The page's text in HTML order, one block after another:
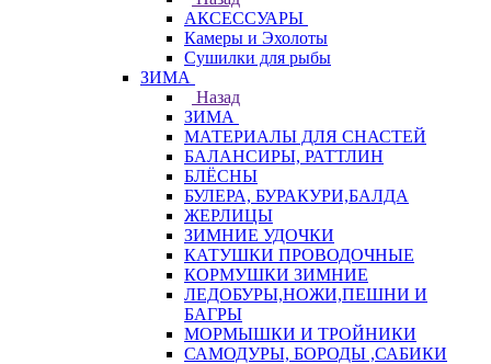
АКСЕССУАРЫ
Камеры и Эхолоты
Сушилки для рыбы
ЗИМА
Назад
ЗИМА
МАТЕРИАЛЫ ДЛЯ СНАСТЕЙ
БАЛАНСИРЫ, РАТТЛИН
БЛЁСНЫ
БУЛЕРА, БУРАКУРИ,БАЛДА
ЖЕРЛИЦЫ
ЗИМНИЕ УДОЧКИ
КАТУШКИ ПРОВОДОЧНЫЕ
КОРМУШКИ ЗИМНИЕ
ЛЕДОБУРЫ,НОЖИ,ПЕШНИ И
БАГРЫ
МОРМЫШКИ И ТРОЙНИКИ
САМОДУРЫ, БОРОДЫ ,САБИКИ